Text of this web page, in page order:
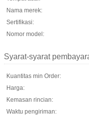
Nama merek:
Sertifikasi:
Nomor model:
Syarat-syarat
Kuantitas min Order:
Harga:
Kemasan rincian:
Waktu pengiriman: